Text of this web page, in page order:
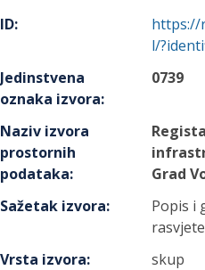
ID:
https://
l/
Jedinstvena
oznaka izvora:
0739
Naziv izvora
prostornih
podataka:
Grad
Sažetak izvora:
Popis i
Vrsta izvora:
skup